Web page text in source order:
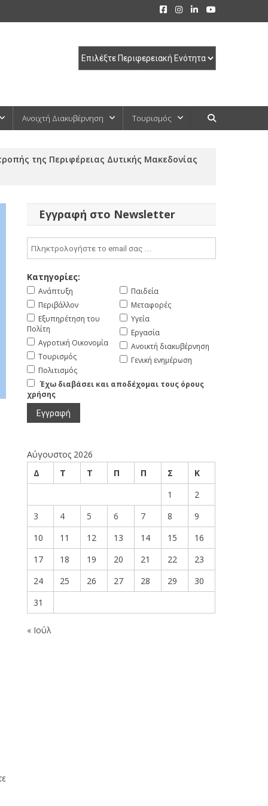
Ανοιχτή Διακυβέρνηση Τουρισμός
της Περιφέρειας Δυτικής Μακεδονίας
Εγγραφή στο Newsletter
Κατηγορίες:
Ανάπτυξη
Περιβάλλον
Εξυπηρέτηση του
Πολίτη
Αγροτική Οικονομία
Τουρισμός
Πολιτισμός
Παιδεία
Μεταφορές
Υγεία
Εργασία
Ανοικτή διακυβέρνηση
Γενική ενημέρωση
Έχω διαβάσει και αποδέχομαι τους όρους
χρήσης
Αύγουστος 2026
Δ
Τ Τ Π Π Σ
Κ
1
2
3
4 5 6 7 8
9
10
11 12 13 14 15
16
17
18 19 20 21 22
23
24
25 26 27 28 29
30
31
« Ιούλ